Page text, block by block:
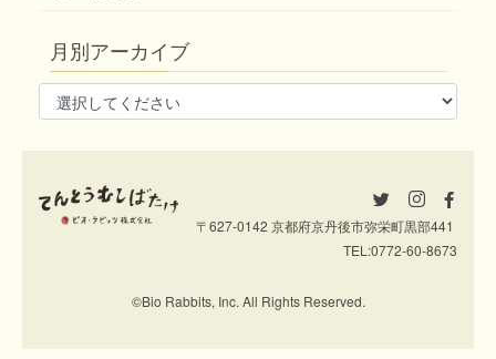
月別アーカイブ
〒627-0142 京都府京丹後市弥栄町黒部441
TEL:0772-60-8673
©Bio Rabbits, Inc. All Rights Reserved.